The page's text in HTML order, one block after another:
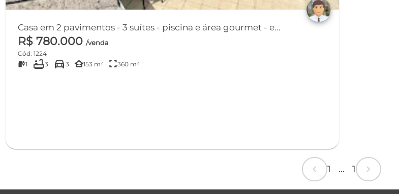
Casa em 2 pavimentos - 3 suítes - piscina e área gourmet - e...
R$ 780.000 /venda
Cód: 1224
1
bathtub3 directions_car 3 other_houses153 m² fullscreen360 m²
chevron_left 1 ... 1 chevron_right